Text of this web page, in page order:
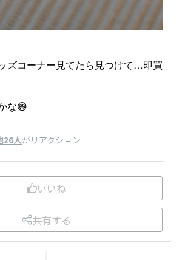
ズコーナー見てたら見つけて…即買
な😅
26人がリアクション
いいね
共有する